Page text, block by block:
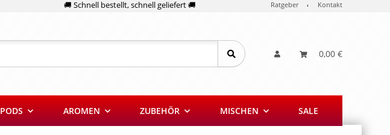
Ratgeber Kontakt
🚚 Schnell bestellt, schnell geliefert 🚚
0,00 €
PODS AROMEN ZUBEHÖR MISCHEN SALE